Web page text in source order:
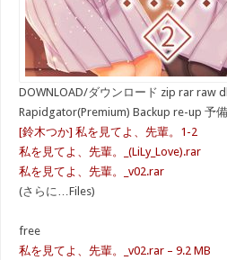
DOWNLOAD/ダウンロード zip rar raw
Rapidgator(Premium) Backup re-up 予
[鈴木つか] 私を見てよ、先輩。1-2
私を見てよ、先輩。_(LiLy_Love).rar
私を見てよ、先輩。_v02.rar
(さらに…Files)
free
私を見てよ、先輩。_v02.rar – 9.2 MB